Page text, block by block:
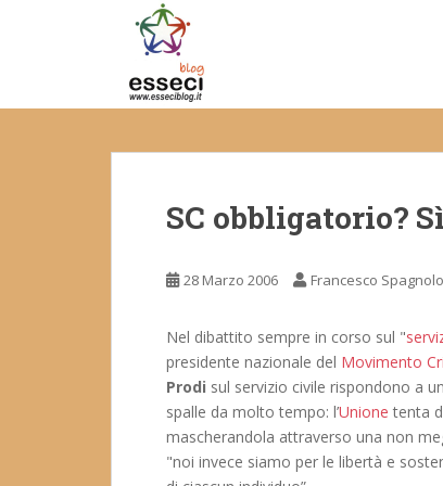
t
SC obbligatorio?
28 Marzo 2006 Francesco Spagnolo
Nel dibattito sempre in corso sul "
presidente nazionale del Movimento
Prodi sul servizio civile rispondono a
spalle da molto tempo: l’Unione tenta
mascherandola attraverso una non
"noi invece siamo per le libertà e